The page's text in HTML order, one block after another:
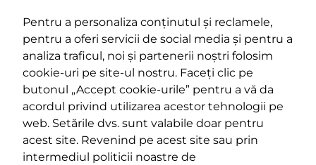
Impressum
Termeni și condiții
Platforma PPE
400029 Cluj-Napoca,
strada Cardinal Iuliu Hossu, nr.
41
tel/fax:0723 250 321
email:office@rmdsz.ro
400489 Cluj-Napoca,
strada Republicii, nr.
60
tel/fax:0264 590 758
email:
Pentru a personaliza conținutul și reclamele,
pentru a oferi servicii de social media și pentru a
analiza traficul, noi și partenerii noștri folosim
cookie-uri pe site-ul nostru. Faceți clic pe
butonul „Accept cookie-urile” pentru a vă da
acordul privind utilizarea acestor tehnologii pe
web. Setările dvs. sunt valabile doar pentru
acest site. Revenind pe acest site sau prin
intermediul politicii noastre de